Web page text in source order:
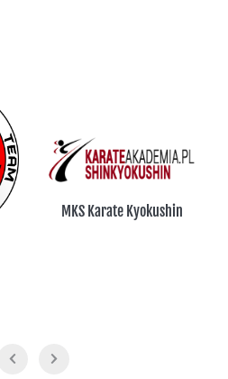
MKS Karate Kyokushin